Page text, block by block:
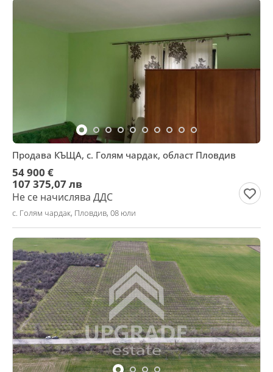
Продава КЪЩА, с. Голям чардак, област Пловдив
54 900 €
107 375,07 лв
Не се начислява ДДС
с. Голям чардак, Пловдив, 08 юли